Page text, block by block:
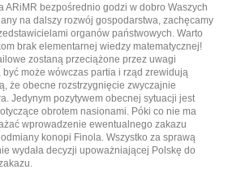
ARiMR bezpośrednio godzi w dobro Waszych
na dalszy rozwój gospodarstwa, zachęcamy
organów państwowych. Warto
brak elementarnej wiedzy matematycznej!
zostaną przeciążone przez uwagi
może wówczas partia i rząd zrewidują
że obecne rozstrzygnięcie zwyczajnie
Jedynym pozytywem obecnej sytuacji jest
obrotem nasionami. Póki co nie ma
wprowadzenie ewentualnego zakazu
konopi Finola. Wszystko za sprawą
wydała decyzji upoważniającej Polskę do